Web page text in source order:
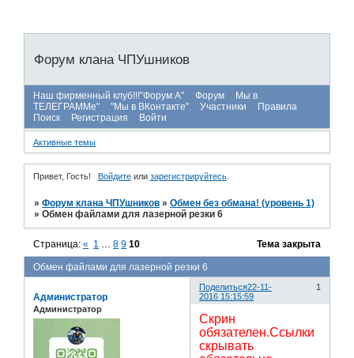
Форум клана ЧПУшников
Наш фирменный клуб!!!"Форум А" Форум
Мы в
ТЕЛЕГРАММе"
"Мы в ВКонтакте" Участники
Правила
Поиск
Регистрация Войти
Активные темы
Привет, Гость! Войдитеили зарегистрируйтесь.
»Форум клана ЧПУшников »Обмен без обмана! (уровень 1)
»Обмен файлами для лазерной резки 6
Обмен файлами для лазерной резки 6
Страница:« 1 8 9 10 Тема закрыта
Поделиться 1
22-11-
2016 15:15:59
Администратор
Администратор
Скрин
обязателен.Ссылки
скрывать